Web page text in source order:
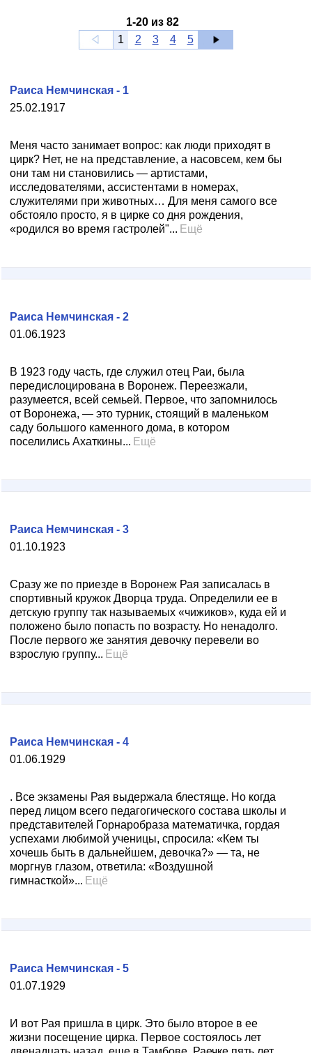
1-20из 82
1
2 3 4 5
25.02.1917
Раиса Немчинская - 1
Меня часто занимает вопрос: как люди приходят в
цирк? Нет, не на представление, а насовсем, кем бы
они там ни становились — артистами,
исследователями, ассистентами в номерах,
служителями при животных… Для меня самого все
обстояло просто, я в цирке со дня рождения,
«родился во время гастролей"... Ещё
01.06.1923
Раиса Немчинская - 2
В 1923 году часть, где служил отец Раи, была
передислоцирована в Воронеж. Переезжали,
разумеется, всей семьей. Первое, что запомнилось
от Воронежа, — это турник, стоящий в маленьком
саду большого каменного дома, в котором
поселились Ахаткины... Ещё
01.10.1923
Раиса Немчинская - 3
Сразу же по приезде в Воронеж Рая записалась в
спортивный кружок Дворца труда. Определили ее в
детскую группу так называемых «чижиков», куда ей и
положено было попасть по возрасту. Но ненадолго.
После первого же занятия девочку перевели во
взрослую группу... Ещё
01.06.1929
Раиса Немчинская - 4
. Все экзамены Рая выдержала блестяще. Но когда
перед лицом всего педагогического состава школы и
представителей Горнаробраза математичка, гордая
успехами любимой ученицы, спросила: «Кем ты
хочешь быть в дальнейшем, девочка?» — та, не
моргнув глазом, ответила: «Воздушной
гимнасткой»... Ещё
01.07.1929
Раиса Немчинская - 5
И вот Рая пришла в цирк. Это было второе в ее
жизни посещение цирка. Первое состоялось лет